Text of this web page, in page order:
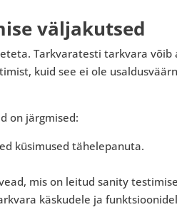
väljakutsed
Tarkvaratesti tarkvara
kuid see ei ole
on järgmised:
küsimused tähelepanuta.
mis on leitud sanity
käskudele ja